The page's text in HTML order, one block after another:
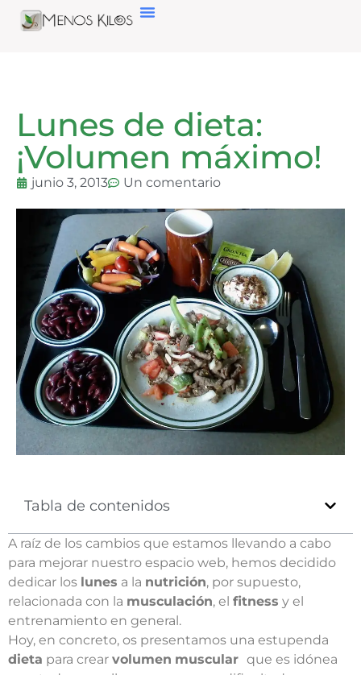
Lunes de dieta:
¡Volumen máximo!
junio 3, 2013 Un comentario
Tabla de contenidos
A raíz de los cambios que estamos llevando a cabo
para mejorar nuestro espacio web, hemos decidido
dedicar los lunes a la nutrición, por supuesto,
relacionada con la musculación, el fitness y el
entrenamiento en general.
Hoy, en concreto, os presentamos una estupenda
dieta para crear volumen muscular que es idónea